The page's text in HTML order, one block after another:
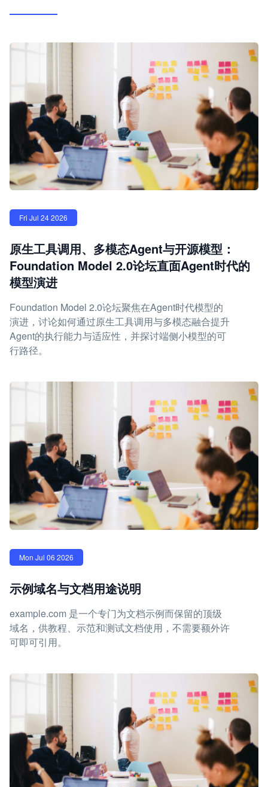
Fri Jul 24 2026
原生工具调用、多模态Agent与开源模型：
Foundation Model 2.0论坛直面Agent时代的
模型演进
Foundation Model 2.0论坛聚焦在Agent时代模型的
演进，讨论如何通过原生工具调用与多模态融合提升
Agent的执行能力与适应性，并探讨端侧小模型的可
行路径。
Mon Jul 06 2026
示例域名与文档用途说明
example.com 是一个专门为文档示例而保留的顶级
域名，供教程、示范和测试文档使用，不需要额外许
可即可引用。